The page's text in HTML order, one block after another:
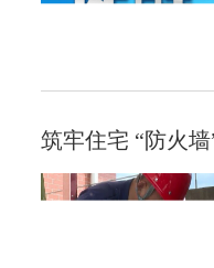
筑牢住宅 “防火